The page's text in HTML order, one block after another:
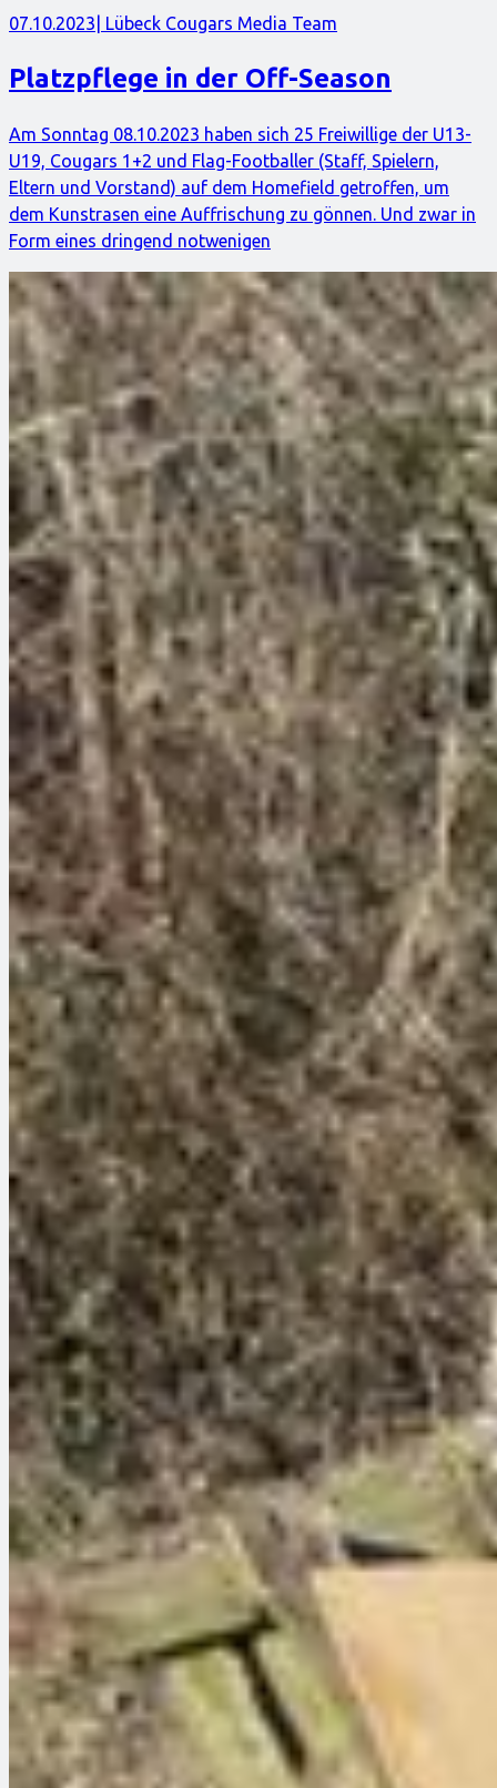
07.10.2023 | Lübeck Cougars Media Team
Platzpflege in der Off-Season
Am Sonntag 08.10.2023 haben sich 25 Freiwillige der U13-
U19, Cougars 1+2 und Flag-Footballer (Staff, Spielern,
Eltern und Vorstand) auf dem Homefield getroffen, um
dem Kunstrasen eine Auffrischung zu gönnen. Und zwar in
Form eines dringend notwenigen